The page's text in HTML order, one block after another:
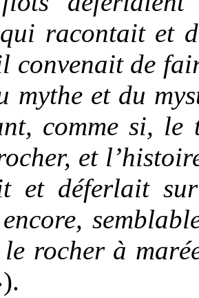
qui racontait et
convenait de
mythe et du
comme si, le
et
et déferlait
rocher à